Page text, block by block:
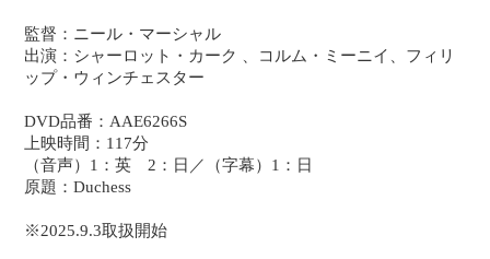
監督：ニール・マーシャル
出演：シャーロット・カーク 、コルム・ミーニイ、フィリ
ップ・ウィンチェスター
DVD品番：AAE6266S
上映時間：117分
（音声）1：英 2：日／（字幕）1：日
原題：Duchess
※2025.9.3取扱開始